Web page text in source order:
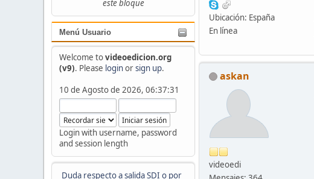
este bloque
Menú Usuario
Welcome tovideoedicion.org
(v9). Please loginorsign up.
10 de Agosto de 2026, 06:37:31
Login with username, password
and session length
Duda respecto a salida SDI o por
Ubicación: España
En línea
askan
videoedi